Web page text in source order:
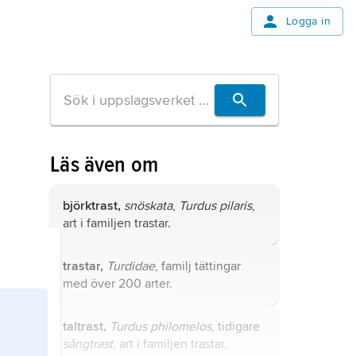
Logga in
Läs även om
björktrast, snöskata, Turdus pilaris,
art i familjen trastar.
trastar, Turdidae, familj tättingar
med över 200 arter.
taltrast, Turdus philomelos, tidigare
sångtrast, art i familjen trastar.